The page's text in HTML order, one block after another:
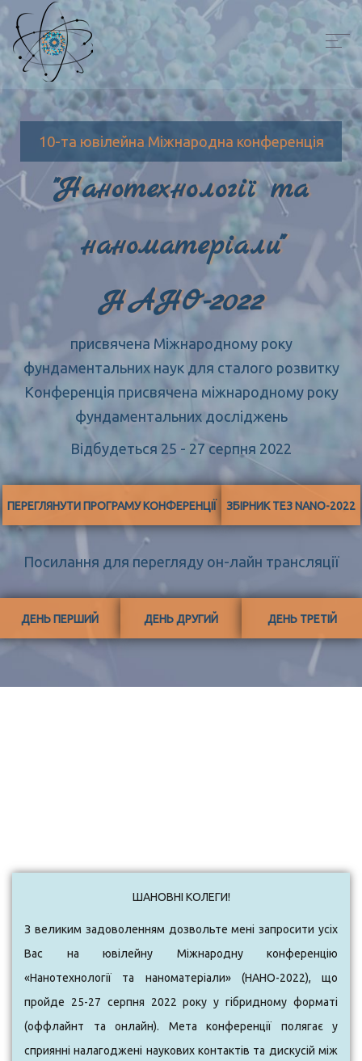
10-та ювілейна Міжнародна конференція
"Нанотехнології та
наноматеріали"
НАНО-2022
присвячена Міжнародному року
фундаментальних наук для сталого розвитку
Конференція присвячена міжнародному року
фундаментальних досліджень
Відбудеться 25 - 27 серпня 2022
ПЕРЕГЛЯНУТИ ПРОГРАМУ КОНФЕРЕНЦІЇ ЗБІРНИК ТЕЗ NANO-2022
Посилання для перегляду он-лайн трансляції
ДЕНЬ ПЕРШИЙ ДЕНЬ ДРУГИЙ ДЕНЬ ТРЕТІЙ
ШАНОВНІ КОЛЕГИ!
З великим задоволенням дозвольте мені запросити усіх
Вас на ювілейну Міжнародну конференцію
«Нанотехнології та наноматеріали» (НАНО-2022), що
пройде 25-27 серпня 2022 року у гібридному форматі
(оффлайнт та онлайн). Мета конференції полягає у
сприянні налагоджені наукових контактів та дискусій між